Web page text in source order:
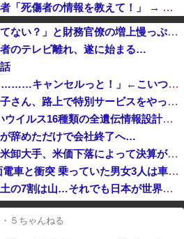
【熊本地震】毎日新聞の記者「死傷者の情報を教えて！」 → 企業「個人情報は控えます！」 → 記「年代は？特定につながらないでしょ？教えてよ？教え...
中国「衝突事故！（2025年」中国軍と中国海警局「ﾌｨﾘﾋﾟﾝ船の追跡中に衝突！（8/11」中国「2人死亡」中国政府「1年間隠蔽」日本「隠蔽され...
「さりげなく凄いこと言ってない？」と財務官僚の増上慢っぷりに衝撃を受ける人が続出、なぜ官僚にすぎない財務省が……
者のテレビ離れ、遂に始まる…
【謎】女「43億円注文して………キャンセルっと！」←こいつの目的
【動画】タイの立ちんぼ女子さん、路上で特別サービスをやってしまうｗｗｗｗｗｗｗ
【BBC】 AI使い全く新しいウイルス16種類の全遺伝情報設計に初成功
辞めただけで会社終了へ…
高値で米を大量に仕入れた米卸大手、米価下落によって決算が凄まじいことになっている模様
【鹿児島】 突然右折し路面電車と衝突 乗っていた男女3人は車を放置しダッシュで逃走中
石油もない、鉄もない、国土の7割は山…それでも日本が世界屈指の経済大国になれた「勤勉さ」以外の勝因！
【悲報】 タクシー運転手、儲かりまくることが判明ｗｗｗｗｗｗｗｗ
５ちゃんねる